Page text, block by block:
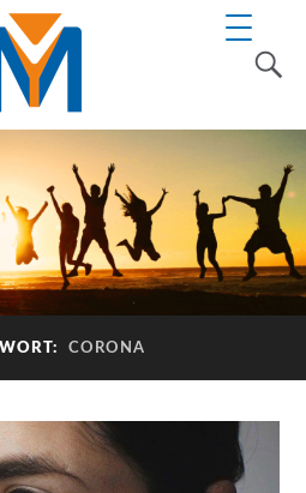
CORONA